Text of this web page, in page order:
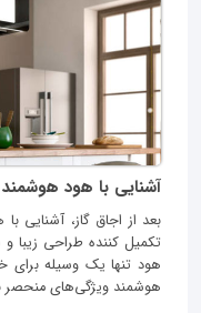
آشنایی با هود هوشمند
بعد از اجاق گاز،
تکمیل کننده طراحی
هود تنها یک وسیله برای
هوشمند ویژگی‌های منحصر